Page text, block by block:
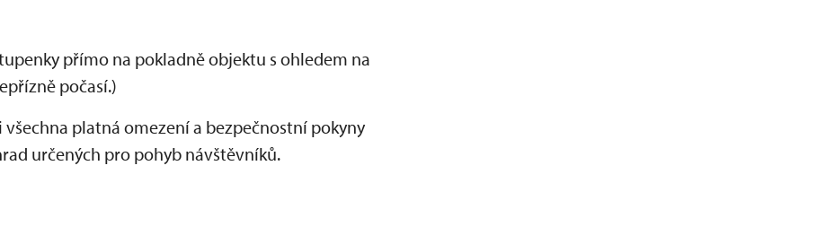
přímo na pokladně objektu s ohledem na
počasí.)
platná omezení a bezpečnostní pokyny
určených pro pohyb návštěvníků.